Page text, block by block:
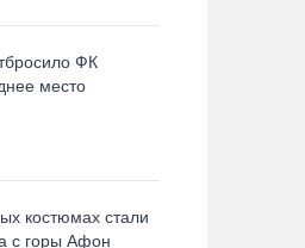
ФК
место
костюмах стали
с горы Афон